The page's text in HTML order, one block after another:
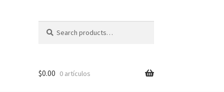
for:
$0.00 0 artículos